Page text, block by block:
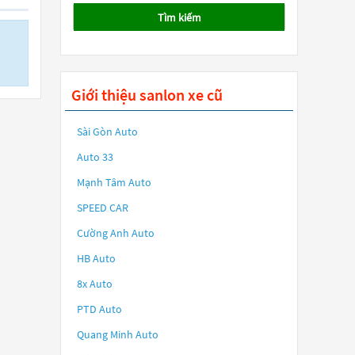
Tìm kiếm
Giới thiệu sanlon xe cũ
Sài Gòn Auto
Auto 33
Mạnh Tâm Auto
SPEED CAR
Cường Anh Auto
HB Auto
8x Auto
PTD Auto
Quang Minh Auto